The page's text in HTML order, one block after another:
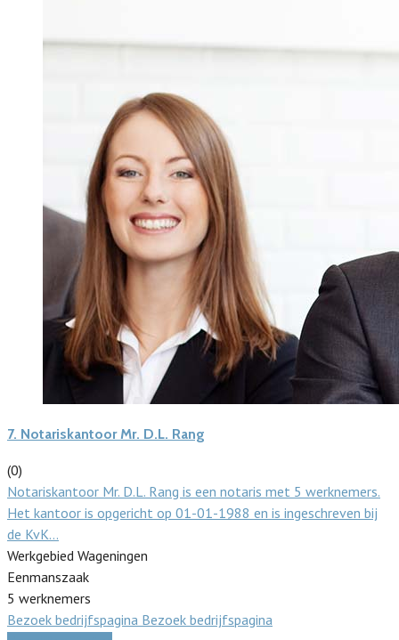
7. Notariskantoor Mr. D.L. Rang
(0)
Notariskantoor Mr. D.L. Rang is een notaris met 5 werknemers.
Het kantoor is opgericht op 01-01-1988 en is ingeschreven bij
de KvK…
Werkgebied Wageningen
Eenmanszaak
5 werknemers
Bezoek bedrijfspagina Bezoek bedrijfspagina